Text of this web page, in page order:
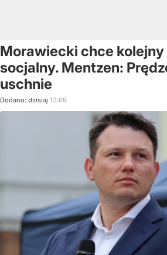
Morawiecki chce
socjalny. Mentzen:
uschnie
Dodano: dzisiaj 12:09